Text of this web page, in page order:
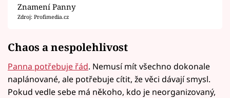
Znamení Panny
Zdroj: Profimedia.cz
Chaos a nespolehlivost
Panna potřebuje řád. Nemusí mít všechno dokonale
naplánované, ale potřebuje cítit, že věci dávají smysl.
Pokud vedle sebe má někoho, kdo je neorganizovaný,